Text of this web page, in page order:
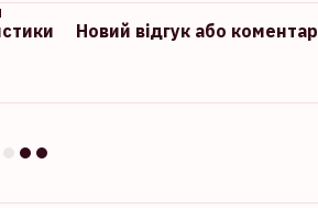
Новий відгук або коментар